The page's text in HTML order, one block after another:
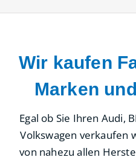
Wir kaufen
Marken
Egal ob Sie Ihren Audi,
Volkswagen verkaufen
von nahezu allen